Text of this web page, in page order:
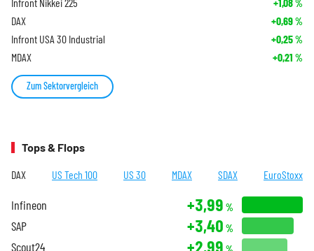
%
DAX +0,69%
Infront USA 30 Industrial +0,25%
MDAX +0,21 %
Zum Sektorvergleich
Tops & Flops
DAX US Tech 100 US 30 MDAX SDAX EuroStoxx
Infineon +3,99 %
SAP +3,40 %
Scout24 +2,99